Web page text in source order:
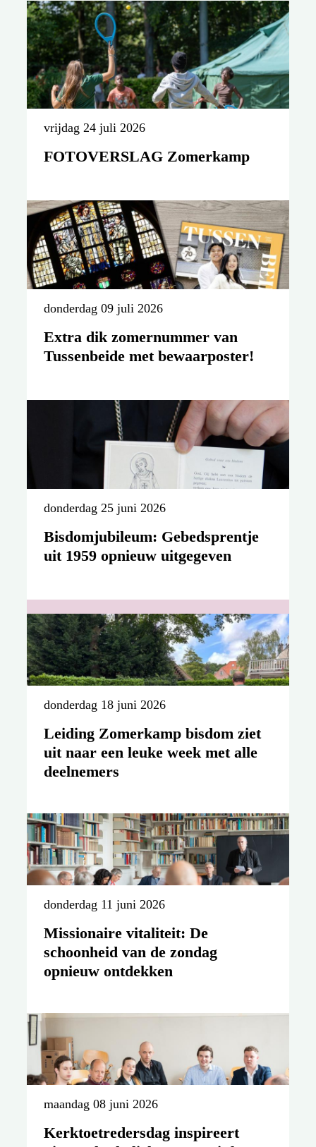
vrijdag 24 juli 2026
FOTOVERSLAG Zomerkamp
donderdag 09 juli 2026
Extra dik zomernummer van
Tussenbeide met bewaarposter!
donderdag 25 juni 2026
Bisdomjubileum: Gebedsprentje
uit 1959 opnieuw uitgegeven
zondag 21 juni 2026
Kostersdag in nieuwe H.
Bernadettekerk in Rotterdam
donderdag 18 juni 2026
Leiding Zomerkamp bisdom ziet
uit naar een leuke week met alle
deelnemers
donderdag 11 juni 2026
Missionaire vitaliteit: De
schoonheid van de zondag
opnieuw ontdekken
maandag 08 juni 2026
Kerktoetredersdag inspireert